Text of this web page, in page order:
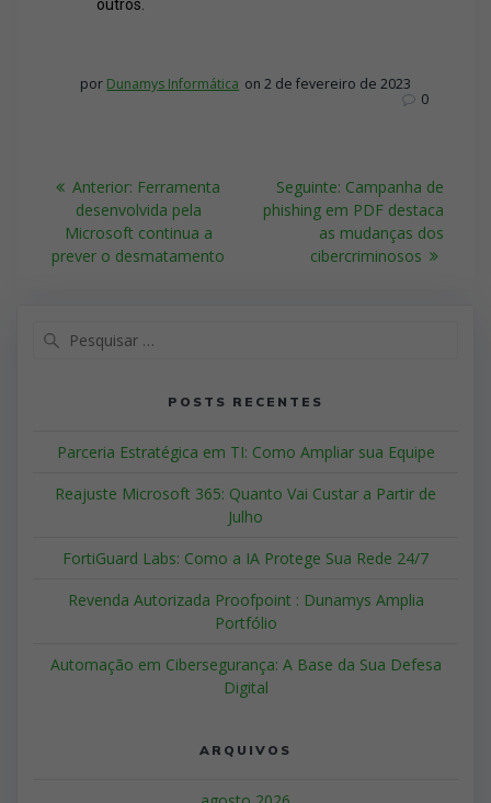
outros.
por Dunamys Informática on 2 de fevereiro de 2023
0
Anterior: Ferramenta
desenvolvida pela
Microsoft continua a
prever o desmatamento
Seguinte: Campanha de
phishing em PDF destaca
as mudanças dos
cibercriminosos
POSTS RECENTES
Parceria Estratégica em TI: Como Ampliar sua Equipe
Reajuste Microsoft 365: Quanto Vai Custar a Partir de
Julho
FortiGuard Labs: Como a IA Protege Sua Rede 24/7
Revenda Autorizada Proofpoint : Dunamys Amplia
Portfólio
Automação em Cibersegurança: A Base da Sua Defesa
Digital
ARQUIVOS